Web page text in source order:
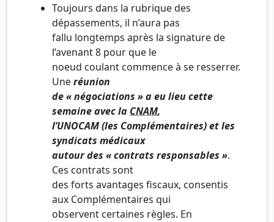
Toujours dans la rubrique des
dépassements, il n’aura pas
fallu longtemps après la signature de
l’avenant 8 pour que le
noeud coulant commence à se resserrer.
Uneréunion
de « négociations » a eu lieu cette
semaine avec la CNAM,
l’UNOCAM (les Complémentaires) et les
syndicats médicaux
autour des « contrats responsables ».
Ces contrats sont
des forts avantages fiscaux, consentis
aux Complémentaires qui
observent certaines règles. En